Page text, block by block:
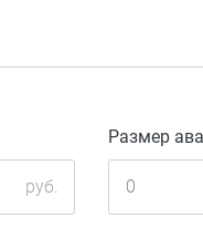
руб.
Размер